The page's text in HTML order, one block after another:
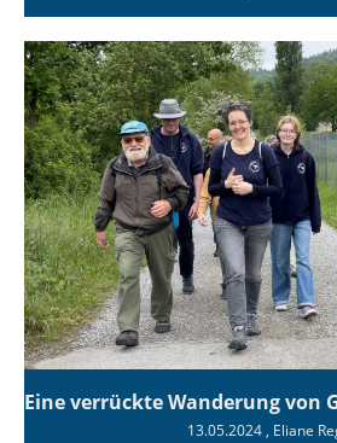
13.05.2024, Eliane